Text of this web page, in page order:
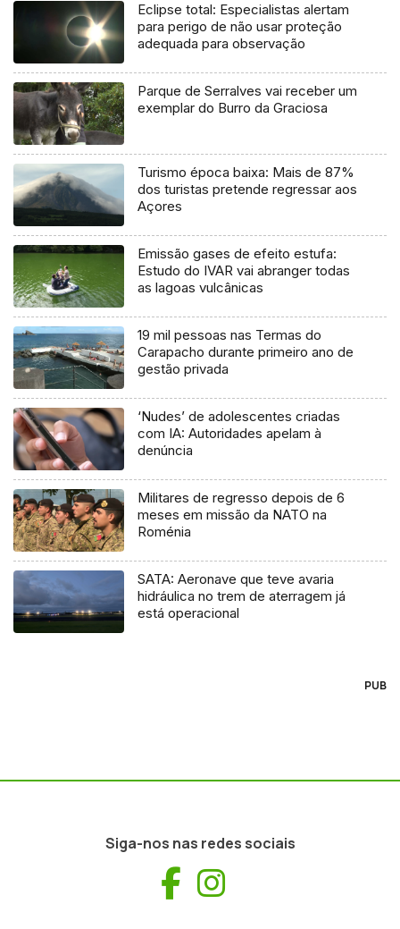
Eclipse total: Especialistas alertam
para perigo de não usar proteção
adequada para observação
Parque de Serralves vai receber um
exemplar do Burro da Graciosa
Turismo época baixa: Mais de 87%
dos turistas pretende regressar aos
Açores
Emissão gases de efeito estufa:
Estudo do IVAR vai abranger todas
as lagoas vulcânicas
19 mil pessoas nas Termas do
Carapacho durante primeiro ano de
gestão privada
‘Nudes’ de adolescentes criadas
com IA: Autoridades apelam à
denúncia
Militares de regresso depois de 6
meses em missão da NATO na
Roménia
SATA: Aeronave que teve avaria
hidráulica no trem de aterragem já
está operacional
PUB
Siga-nos nas redes sociais
Facebook